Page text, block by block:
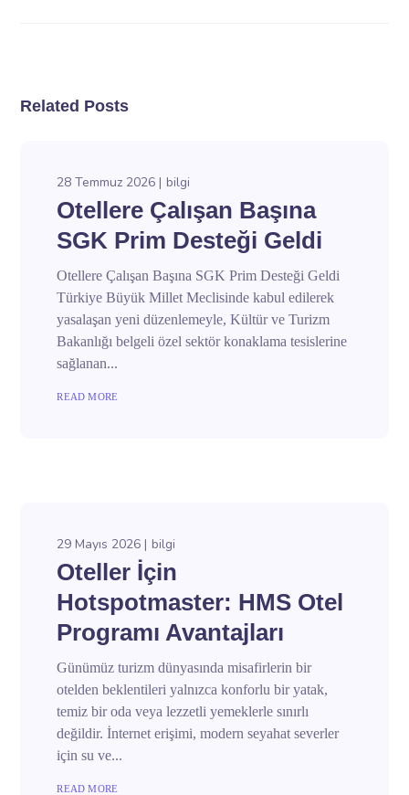
Related Posts
28 Temmuz 2026 bilgi
Otellere Çalışan Başına
SGK Prim Desteği Geldi
Otellere Çalışan Başına SGK Prim Desteği Geldi
Türkiye Büyük Millet Meclisinde kabul edilerek
yasalaşan yeni düzenlemeyle, Kültür ve Turizm
Bakanlığı belgeli özel sektör konaklama tesislerine
sağlanan...
READ MORE
29 Mayıs 2026 bilgi
Oteller İçin
Hotspotmaster: HMS Otel
Programı Avantajları
Günümüz turizm dünyasında misafirlerin bir
otelden beklentileri yalnızca konforlu bir yatak,
temiz bir oda veya lezzetli yemeklerle sınırlı
değildir. İnternet erişimi, modern seyahat severler
için su ve...
READ MORE